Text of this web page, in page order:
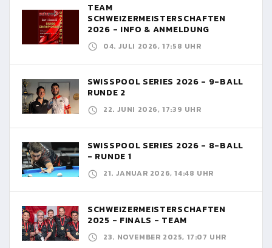
TEAM
SCHWEIZERMEISTERSCHAFTEN
2026 - INFO & ANMELDUNG
04. JULI 2026, 17:58 UHR
SWISSPOOL SERIES 2026 - 9-BALL
RUNDE 2
22. JUNI 2026, 17:39 UHR
SWISSPOOL SERIES 2026 - 8-BALL
- RUNDE 1
21. JANUAR 2026, 14:48 UHR
SCHWEIZERMEISTERSCHAFTEN
2025 - FINALS - TEAM
23. NOVEMBER 2025, 17:07 UHR